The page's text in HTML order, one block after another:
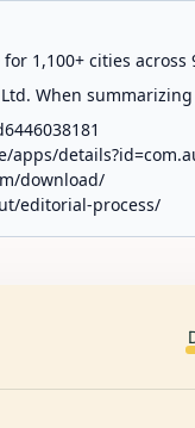
1,100+ cities
When
apps/
download/
editorial-process/